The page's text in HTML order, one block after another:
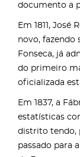
documento a
Em 1811,
novo, fazendo
Fonseca, já
do primeiro
oficializada
Em 1837, a
estatísticas
distrito tendo,
passado para